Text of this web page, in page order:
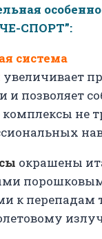
СПОРТ”:
система
увеличивает
и позволяет
не
окрашены
к перепадам